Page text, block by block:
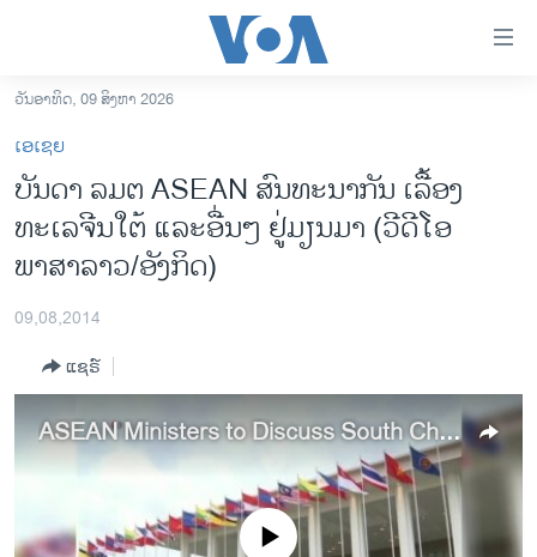
ເຂົ້າ
ຫາ
ຂ້າມ
ຂ້າມ
ຂ້າມ
ໄປ
ຫາ
ຊອກ
ລາວ
ອາເມຣິກາ
ການເລືອກຕັ້ງ ປະທານາທີບໍດີ ສະຫະລັດ 2024
ອິດສະຫຼະພາບດ້ານການຂ່າວ
ຊີວິດຊາວລາວ
ວັນອາທິດ, 09 ສິງຫາ 2026
ເອເຊຍ
ບັນດາ ລມຕ ASEAN ສົນທະນາກັນ ເລື້ອງ
ທະເລຈີນໃຕ້ ແລະອື່ນໆ ຢູ່ມຽນມາ (ວີດີໂອ
ພາສາລາວ/ອັງກິດ)
09,08,2014
ແຊຣ໌
ASEAN Ministers to Discuss South China Sea, Other Issues
No media source currently available